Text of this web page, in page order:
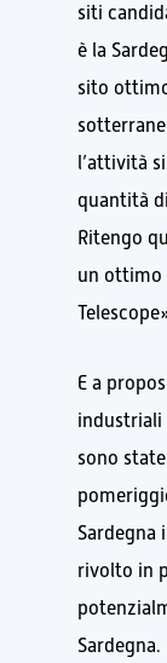
siti
è la
sito
l’attività
quantità
Ritengo
un ottimo
E a
industriali
sono
Sardegna
rivolto in